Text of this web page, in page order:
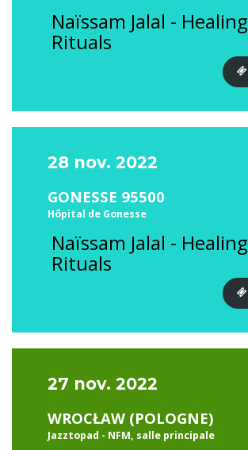
Naïssam Jalal - Healing
Rituals
28 nov. 2022
GONESSE 95500
Hôpital de Gonesse
Naïssam Jalal - Healing
Rituals
27 nov. 2022
WROCŁAW (POLOGNE)
Jazztopad - NFM, salle principale